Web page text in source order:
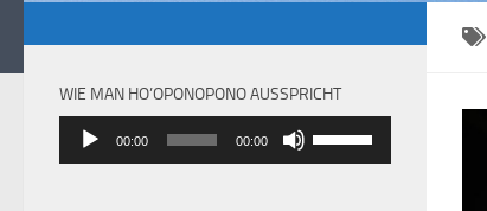
WIE MAN HO’OPONOPONO AUSSPRICHT
Audio-
00:00 00:00